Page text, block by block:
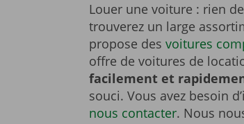
Louer une voiture : rien
trouverez un large
propose des voitures
offre de voitures de
facilement et
souci. Vous avez besoin
nous contacter. Nous